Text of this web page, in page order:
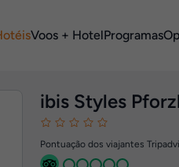
Voos + HotelProgramas
ibis Styles
Pontuação dos viajantes